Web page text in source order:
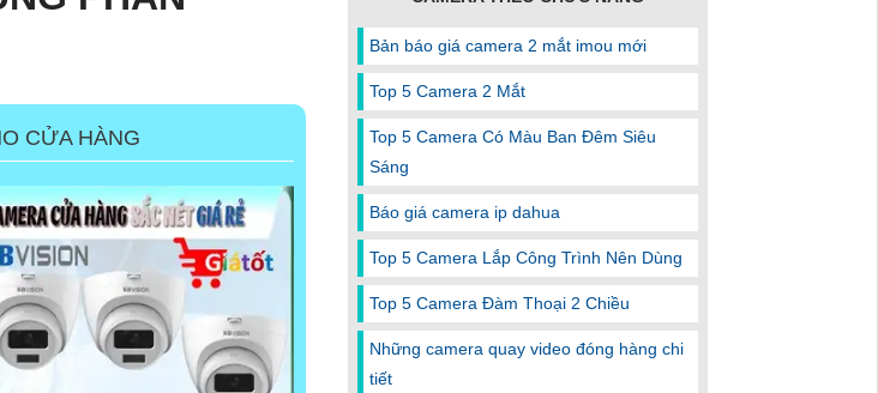
CỬA HÀNG
Bản báo giá camera 2 mắt imou mới
Top 5 Camera 2 Mắt
Top 5 Camera Có Màu Ban Đêm Siêu
Sáng
Báo giá camera ip dahua
Top 5 Camera Lắp Công Trình Nên Dùng
Top 5 Camera Đàm Thoại 2 Chiều
Những camera quay video đóng hàng chi
tiết